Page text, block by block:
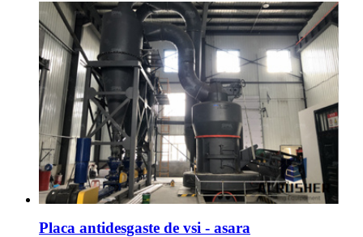
Placa antidesgaste de vsi - asara